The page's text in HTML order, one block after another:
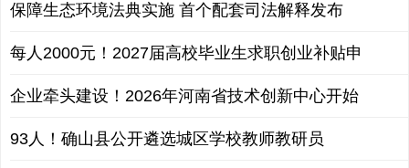
保障生态环境法典实施 首个配套司法解释发布
每人2000元！2027届高校毕业生求职创业补贴申
企业牵头建设！2026年河南省技术创新中心开始
93人！确山县公开遴选城区学校教师教研员